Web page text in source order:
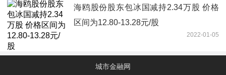
海鸥股份股东包冰国减持2.34万股 价格
区间为12.80-13.28元/股
2022-01-05
城市金融网